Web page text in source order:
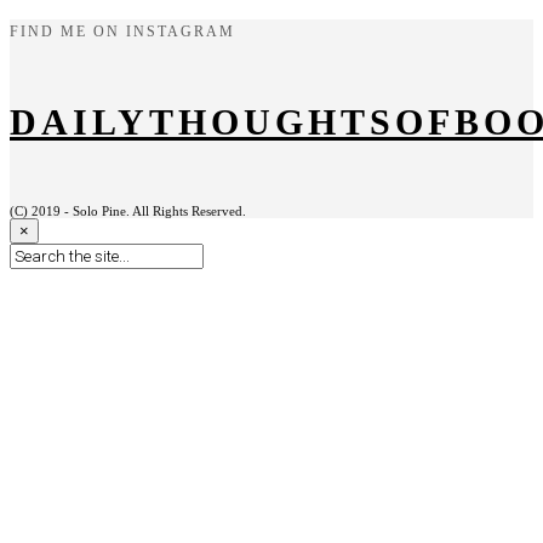
FIND ME ON INSTAGRAM
(C) 2019 - Solo Pine. All Rights Reserved.
×